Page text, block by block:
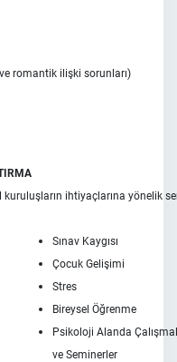
romantik ilişki sorunları)
ihtiyaçlarına yönelik
Sınav Kaygısı
Çocuk Gelişimi
Stres
Bireysel Öğrenme
Psikoloji Alanda
ve Seminerler